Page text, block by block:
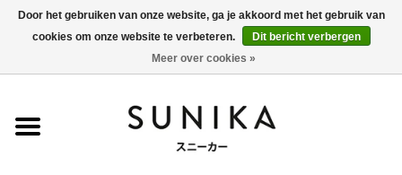
0 Artikelen - €0,00
SALE
Door het gebruiken van onze website, ga je akkoord met het gebruik van
cookies om onze website te verbeteren.
Dit bericht verbergen
Meer over cookies »